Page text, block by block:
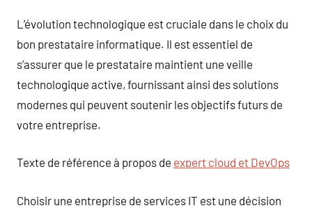
L’évolution technologique est cruciale dans le choix du
bon prestataire informatique. Il est essentiel de
s’assurer que le prestataire maintient une veille
technologique active, fournissant ainsi des solutions
modernes qui peuvent soutenir les objectifs futurs de
votre entreprise.
Texte de référence à propos de expert cloud et DevOps
Choisir une entreprise de services IT est une décision